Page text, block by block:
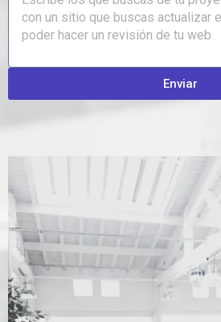
Enviar